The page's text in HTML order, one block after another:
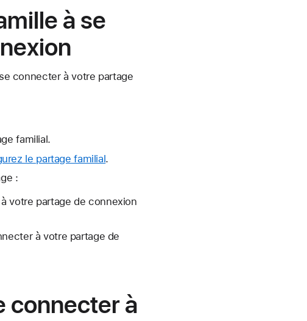
à se
connecter à votre partage
familial.
le partage familial.
:
votre partage de connexion
à votre partage de
connecter à